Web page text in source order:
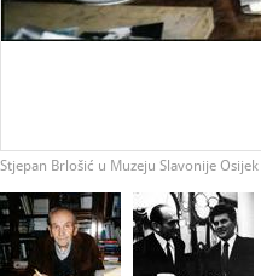
Stjepan Brlošić u Muzeju Slavonije